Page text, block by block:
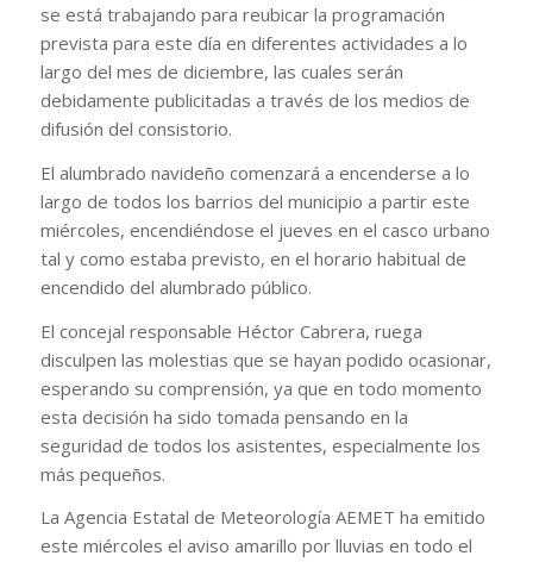
se está trabajando para reubicar la programación
prevista para este día en diferentes actividades a lo
largo del mes de diciembre, las cuales serán
debidamente publicitadas a través de los medios de
difusión del consistorio.
El alumbrado navideño comenzará a encenderse a lo
largo de todos los barrios del municipio a partir este
miércoles, encendiéndose el jueves en el casco urbano
tal y como estaba previsto, en el horario habitual de
encendido del alumbrado público.
El concejal responsable Héctor Cabrera, ruega
disculpen las molestias que se hayan podido ocasionar,
esperando su comprensión, ya que en todo momento
esta decisión ha sido tomada pensando en la
seguridad de todos los asistentes, especialmente los
más pequeños.
La Agencia Estatal de Meteorología AEMET ha emitido
este miércoles el aviso amarillo por lluvias en todo el